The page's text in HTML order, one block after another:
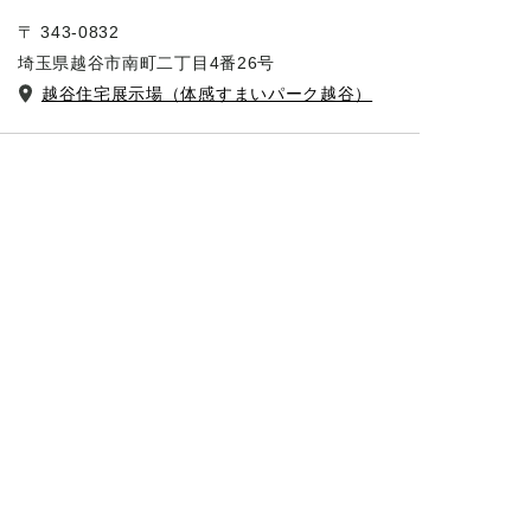
〒 343-0832
埼玉県越谷市南町二丁目4番26号
越谷住宅展示場（体感すまいパーク越谷）